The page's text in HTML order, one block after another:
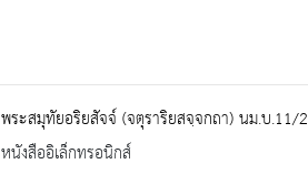
พระสมุทัยอริยสัจจ์ (จตุราริยสจฺจกถา) นม.บ.11/2
หนังสืออิเล็กทรอนิกส์